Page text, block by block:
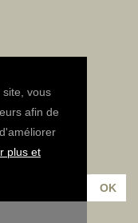
site, vous
afin de
plus et